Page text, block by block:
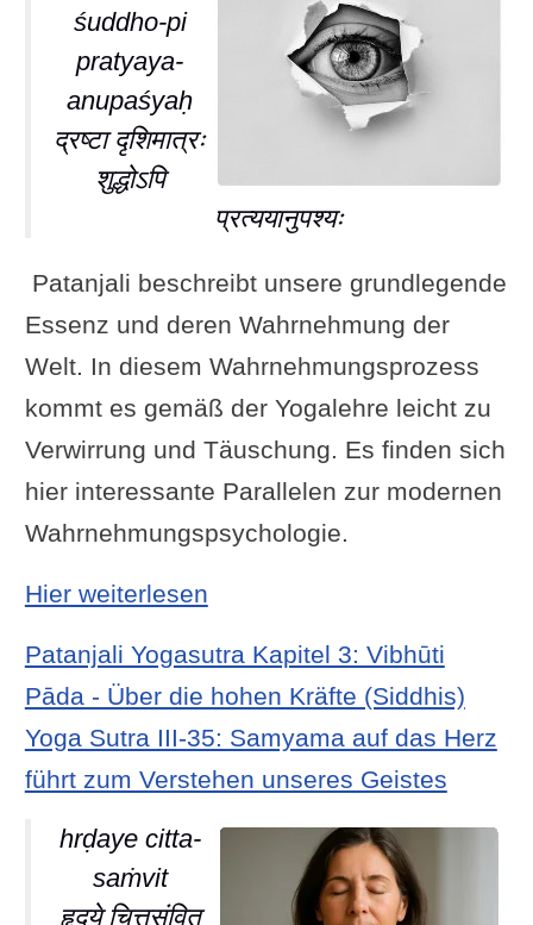
śuddho-pi
pratyaya-
anupaśyaḥ
द्रष्टा दृशिमात्रः
शुद्धोऽपि
प्रत्ययानुपश्यः
Patanjali beschreibt unsere grundlegende
Essenz und deren Wahrnehmung der
Welt. In diesem Wahrnehmungsprozess
kommt es gemäß der Yogalehre leicht zu
Verwirrung und Täuschung. Es finden sich
hier interessante Parallelen zur modernen
Wahrnehmungspsychologie.
Hier weiterlesen: Yoga Sutra II-20: Der
Patanjali Yogasutra Kapitel 3: Vibhūti
Pāda - Über die hohen Kräfte (Siddhis)
Yoga Sutra III-35: Samyama auf das Herz
führt zum Verstehen unseres Geistes
hrḍaye citta-
saṁvit
हृदये चित्तसंवित्